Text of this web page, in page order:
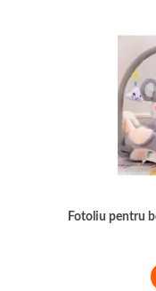
Fotoliu pentru